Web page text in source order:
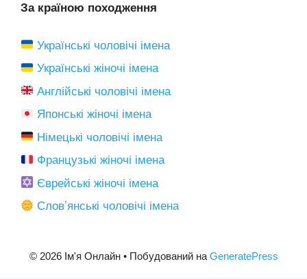
За країною походження
Українські чоловічі імена
Українські жіночі імена
Англійські чоловічі імена
Японські жіночі імена
Німецькі чоловічі імена
Французькі жіночі імена
Єврейські жіночі імена
Словʼянські чоловічі імена
© 2026 Ім'я Онлайн• Побудований на GeneratePress